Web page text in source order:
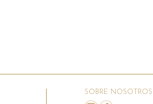
SOBRE NOSOTROS